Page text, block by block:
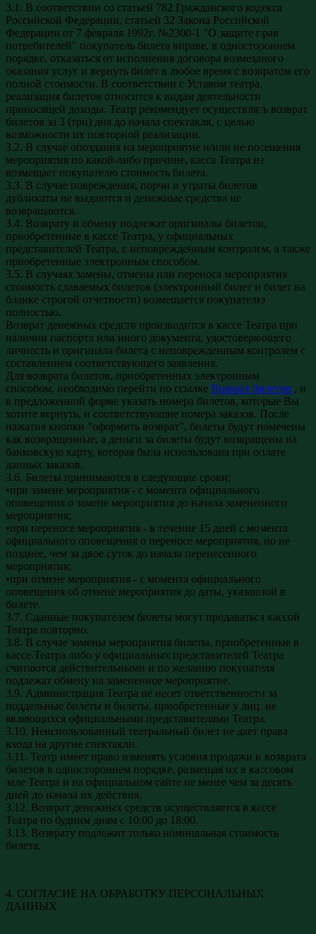
3.1. В соответствии со статьей 782 Гражданского кодекса
Российской Федерации, статьей 32 Закона Российской
Федерации от 7 февраля 1992г. №2300-1 "О защите прав
потребителей" покупатель билета вправе, в одностороннем
порядке, отказаться от исполнения договора возмездного
оказания услуг и вернуть билет в любое время с возвратом его
полной стоимости. В соответствии с Уставом театра,
реализация билетов относится к видам деятельности
приносящей доходы. Театр рекомендует осуществлять возврат
билетов за 3 (три) дня до начала спектакля, с целью
возможности их повторной реализации.
3.2. В случае опоздания на мероприятие и/или не посещения
мероприятия по какой-либо причине, касса Театра не
возмещает покупателю стоимость билета.
3.3. В случае повреждения, порчи и утраты билетов
дубликаты не выдаются и денежные средства не
возвращаются.
3.4. Возврату и обмену подлежат оригиналы билетов,
приобретенные в кассе Театра, у официальных
представителей Театра, с неповрежденным контролем, а также
приобретенные электронным способом.
3.5. В случаях замены, отмены или переноса мероприятия
стоимость сдаваемых билетов (электронный билет и билет на
бланке строгой отчетности) возмещается покупателю
полностью.
Возврат денежных средств производится в кассе Театра при
наличии паспорта или иного документа, удостоверяющего
личность и оригинала билета с неповрежденным контролем с
составлением соответствующего заявления.
Для возврата билетов, приобретенных электронным
способом, необходимо перейти по ссылке Возврат билетов , и
в предложенной форме указать номера билетов, которые Вы
хотите вернуть, и соответствующие номера заказов. После
нажатия кнопки "оформить возврат", билеты будут помечены
как возвращенные, а деньги за билеты будут возвращены на
банковскую карту, которая была использована при оплате
данных заказов.
3.6. Билеты принимаются в следующие сроки:
•при замене мероприятия - с момента официального
оповещения о замене мероприятия до начала замененного
мероприятия;
•при переносе мероприятия - в течение 15 дней с момента
официального оповещения о переносе мероприятия, но не
позднее, чем за двое суток до начала перенесенного
мероприятия;
•при отмене мероприятия - с момента официального
оповещения об отмене мероприятия до даты, указанной в
билете.
3.7. Сданные покупателем билеты могут продаваться кассой
Театра повторно.
3.8. В случае замены мероприятия билеты, приобретенные в
кассе Театра либо у официальных представителей Театра
считаются действительными и по желанию покупателя
подлежат обмену на замененное мероприятие.
3.9. Администрация Театра не несет ответственности за
поддельные билеты и билеты, приобретенные у лиц, не
являющихся официальными представителями Театра.
3.10. Неиспользованный театральный билет не дает права
входа на другие спектакли.
3.11. Театр имеет право изменять условия продажи и возврата
билетов в одностороннем порядке, размещая их в кассовом
зале Театра и на официальном сайте не менее чем за десять
дней до начала их действия.
3.12. Возврат денежных средств осуществляется в кассе
Театра по будним дням с 10:00 до 18:00.
3.13. Возврату подлежит только номинальная стоимость
билета.
4. СОГЛАСИЕ НА ОБРАБОТКУ ПЕРСОНАЛЬНЫХ
ДАННЫХ